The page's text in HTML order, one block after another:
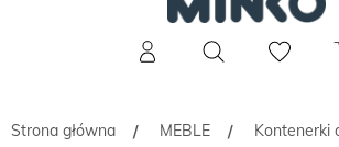
Strona główna / MEBLE / Kontenerki